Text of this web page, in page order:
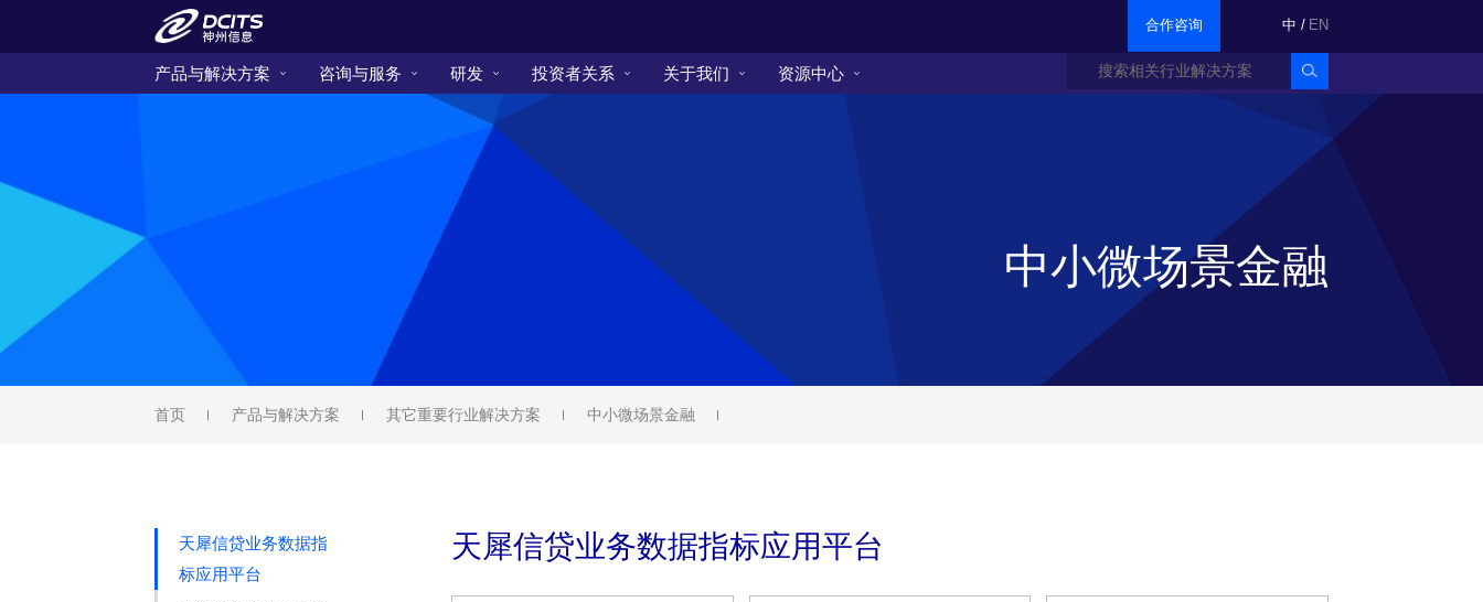
合作咨询 中 / EN
产品与解决方案 咨询与服务 研发 投资者关系 关于我们 资源中心
中小微场景金融
首页 产品与解决方案 其它重要行业解决方案 中小微场景金融
天犀信贷业务数据指标应用平台
天犀信贷业务数据指
标应用平台